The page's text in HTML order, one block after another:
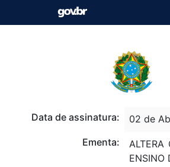
Data de assinatura:
02 de
Ementa:
ALTERA
ENSINO